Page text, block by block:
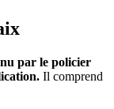
par le policier
Il comprend